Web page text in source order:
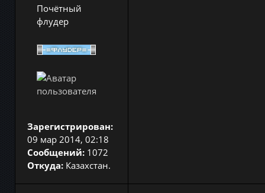
Почётный
флудер
Зарегистрирован:
09 мар 2014, 02:18
Сообщений: 1072
Откуда: Казахстан.